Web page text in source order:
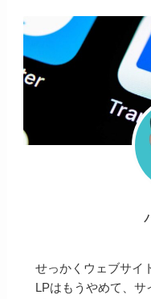
せっかくウェブサイ
LPはもうやめて、